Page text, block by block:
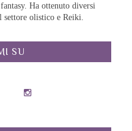
Ha ottenuto diversi
settore olistico e Reiki.
SU